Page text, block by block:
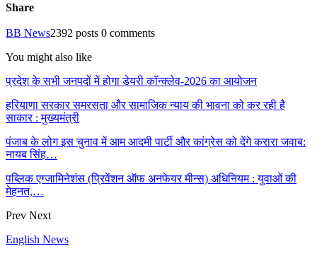
Share
BB News2392 posts 0 comments
You might also like
प्रदेश के सभी जनपदों में होगा डेयरी कॉन्क्लेव-2026 का आयोजन
हरियाणा सरकार समरसता और सामाजिक न्याय की भावना को कर रही है
साकार : मुख्यमंत्री
पंजाब के लोग इस चुनाव में आम आदमी पार्टी और कांग्रेस को देंगे करारा जवाब:
नायब सिंह…
पब्लिक एग्जामिनेशंस (प्रिवेंशन ऑफ अनफेयर मीन्स) अधिनियम : युवाओं की
मेहनत,…
Prev Next
English News